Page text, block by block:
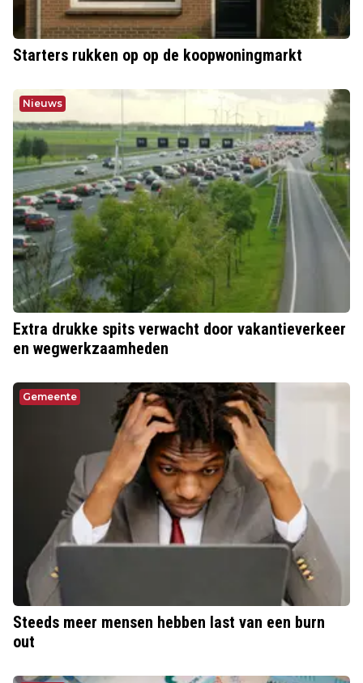
Starters rukken op op de koopwoningmarkt
Nieuws
Extra drukke spits verwacht door vakantieverkeer
en wegwerkzaamheden
Gemeente
Steeds meer mensen hebben last van een burn
out